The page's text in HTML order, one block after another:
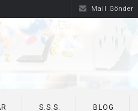
Mail Gönder
S.S.S. BLOG